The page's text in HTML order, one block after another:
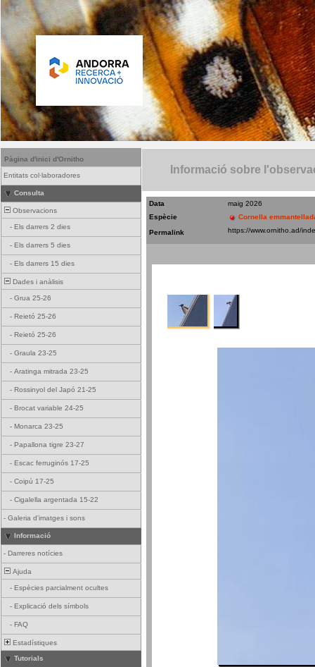
Pàgina d'inici d'Ornitho
Entitats col·laboradores
Consulta
Observacions
- Els darrers 2 dies
- Els darrers 5 dies
- Els darrers 15 dies
Dades i anàlisis
- Grua 25-26
- Reietó 25-26
- Reietó 25-26
- Graula 23-25
- Aratinga mitrada 23-25
- Rossinyol del Japó 21-25
- Brocat variable 24-25
- Monarca 23-25
- Papallona tigre 23-27
- Escac ferruginós 17-25
- Coipú 17-25
- Cigalella argentada 15-22
- Galeria d'imatges i sons
Informació
- Darreres notícies
Ajuda
- Espècies parcialment ocultes
- Explicació dels símbols
- FAQ
Estadístiques
Tutorials
Informació sobre
Data
maig 2026
Espècie
Cornella
Permalink